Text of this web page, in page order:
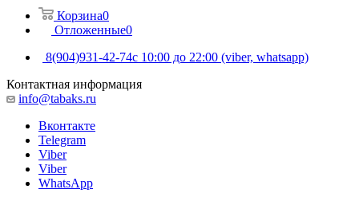
Корзина0
Отложенные0
8(904)931-42-74с 10:00 до 22:00 (viber, whatsapp)
Контактная информация
info@tabaks.ru
Вконтакте
Telegram
Viber
Viber
WhatsApp